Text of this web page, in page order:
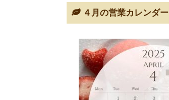
４月の営業カレンダー